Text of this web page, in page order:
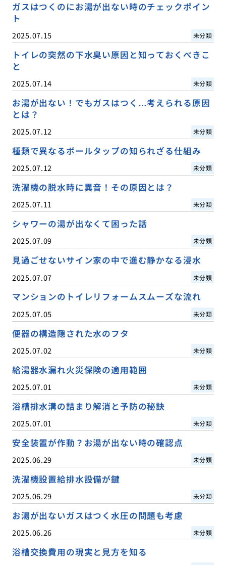
ガスはつくのにお湯が出ない時のチェックポイン
ト
2025.07.15 未分類
トイレの突然の下水臭い原因と知っておくべきこ
と
2025.07.14 未分類
お湯が出ない！でもガスはつく…考えられる原因
とは？
2025.07.12 未分類
種類で異なるボールタップの知られざる仕組み
2025.07.12 未分類
洗濯機の脱水時に異音！その原因とは？
2025.07.11 未分類
シャワーの湯が出なくて困った話
2025.07.09 未分類
見過ごせないサイン家の中で進む静かなる浸水
2025.07.07 未分類
マンションのトイレリフォームスムーズな流れ
2025.07.05 未分類
便器の構造隠された水のフタ
2025.07.02 未分類
給湯器水漏れ火災保険の適用範囲
2025.07.01 未分類
浴槽排水溝の詰まり解消と予防の秘訣
2025.07.01 未分類
安全装置が作動？お湯が出ない時の確認点
2025.06.29 未分類
洗濯機設置給排水設備が鍵
2025.06.29 未分類
お湯が出ないガスはつく水圧の問題も考慮
2025.06.26 未分類
浴槽交換費用の現実と見方を知る